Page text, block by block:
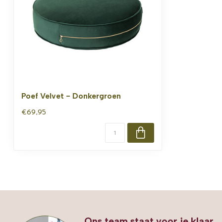
Poef Velvet - Donkergroen
€69,95